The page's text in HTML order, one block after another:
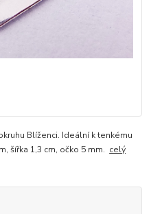
Blíženci. Ideální k tenkému
šířka 1,3 cm, očko 5 mm. celý